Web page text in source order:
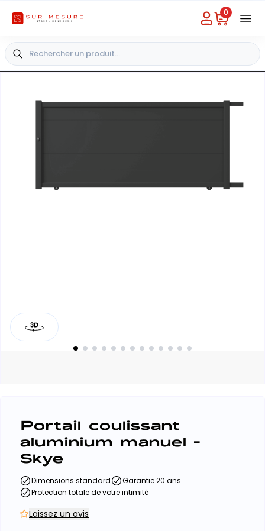
Besoin d'aide
0
-
Portail coulissant
aluminium manuel -
Skye
Dimensions standard
Garantie 20 ans
Protection totale de votre intimité
Laissez un avis